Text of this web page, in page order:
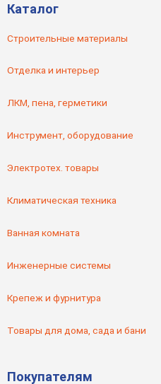
Каталог
Строительные материалы
Отделка и интерьер
ЛКМ, пена, герметики
Инструмент, оборудование
Электротех. товары
Климатическая техника
Ванная комната
Инженерные системы
Крепеж и фурнитура
Товары для дома, сада и бани
Покупателям